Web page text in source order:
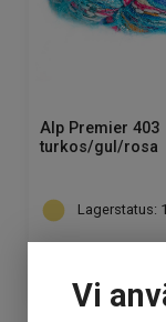
Vi
Alp Premier 403
turkos/gul/rosa
Lagerstatus: 1